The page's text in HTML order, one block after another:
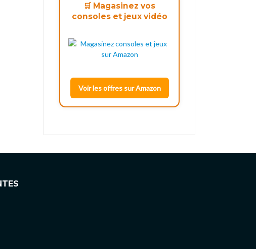
🛒 Magasinez vos
consoles et jeux vidéo
Voir les offres sur Amazon